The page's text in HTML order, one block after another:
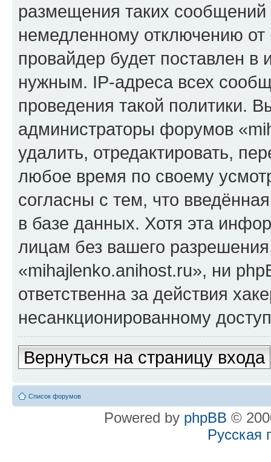
размещения таких
немедленному отключению
провайдер будет поставлен в
нужным. IP-адреса всех
проведения такой политики.
администраторы форумов
удалить, отредактировать,
любое время по своему
согласны с тем, что
в базе данных. Хотя эта
лицам без вашего
«mihajlenko.anihost.ru», ни
ответственна за действия
несанкционированному
Вернуться на страницу входа
Список форумов
Powered by phpBB ©
Русская